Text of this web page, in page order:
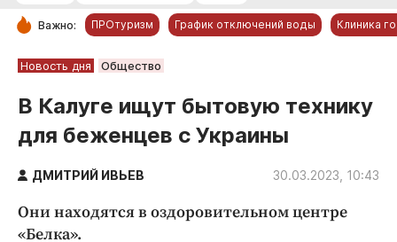
РУБРИКИ
Новости компаний
Статьи
Народные новости
Благоустройство
Важно: ПРОтуризм График отключений воды Клиника
Новость дня Общество
В Калуге ищут бытовую технику
для беженцев с Украины
ДМИТРИЙ ИВЬЕВ 30.03.2023, 10:43
Они находятся в оздоровительном центре
«Белка».